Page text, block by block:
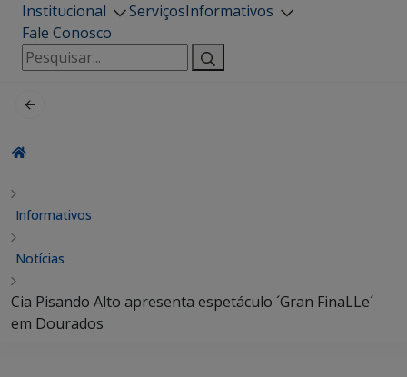
Institucional ServiçosInformativos
Fale Conosco
Pesquisar
por:
Informativos
Notícias
Cia Pisando Alto apresenta espetáculo ´Gran FinaLLe´
em Dourados